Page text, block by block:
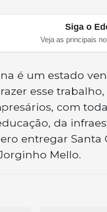
Siga o
Veja as principais
é um estado
esse
com
da
entregar Santa
Mello.